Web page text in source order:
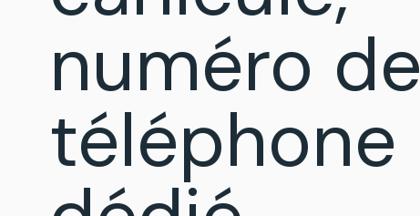
numéro de
téléphone